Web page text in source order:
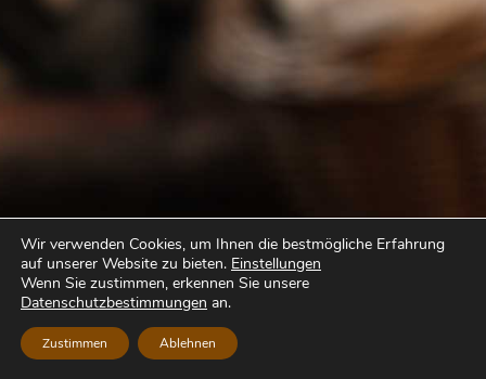
Wir verwenden Cookies, um Ihnen die bestmögliche Erfahrung
auf unserer Website zu bieten. Einstellungen
Wenn Sie zustimmen, erkennen Sie unsere
Datenschutzbestimmungen an.
Zustimmen Ablehnen